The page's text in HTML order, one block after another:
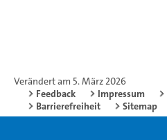
Verändert am 5. März 2026
Feedback
Impressum
Barrierefreiheit
Sitemap